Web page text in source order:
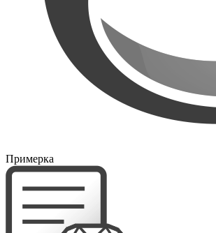
Примерка